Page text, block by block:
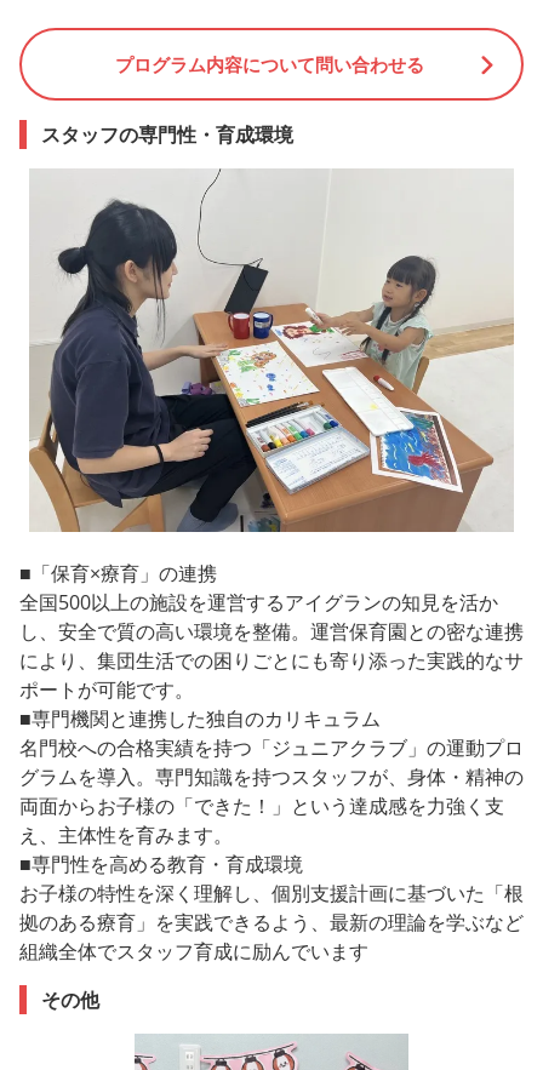
プログラム内容について問い合わせる
スタッフの専門性・育成環境
■「保育×療育」の連携
全国500以上の施設を運営するアイグランの知見を活か
し、安全で質の高い環境を整備。運営保育園との密な連携
により、集団生活での困りごとにも寄り添った実践的なサ
ポートが可能です。
■専門機関と連携した独自のカリキュラム
名門校への合格実績を持つ「ジュニアクラブ」の運動プロ
グラムを導入。専門知識を持つスタッフが、身体・精神の
両面からお子様の「できた！」という達成感を力強く支
え、主体性を育みます。
■専門性を高める教育・育成環境
お子様の特性を深く理解し、個別支援計画に基づいた「根
拠のある療育」を実践できるよう、最新の理論を学ぶなど
組織全体でスタッフ育成に励んでいます
その他